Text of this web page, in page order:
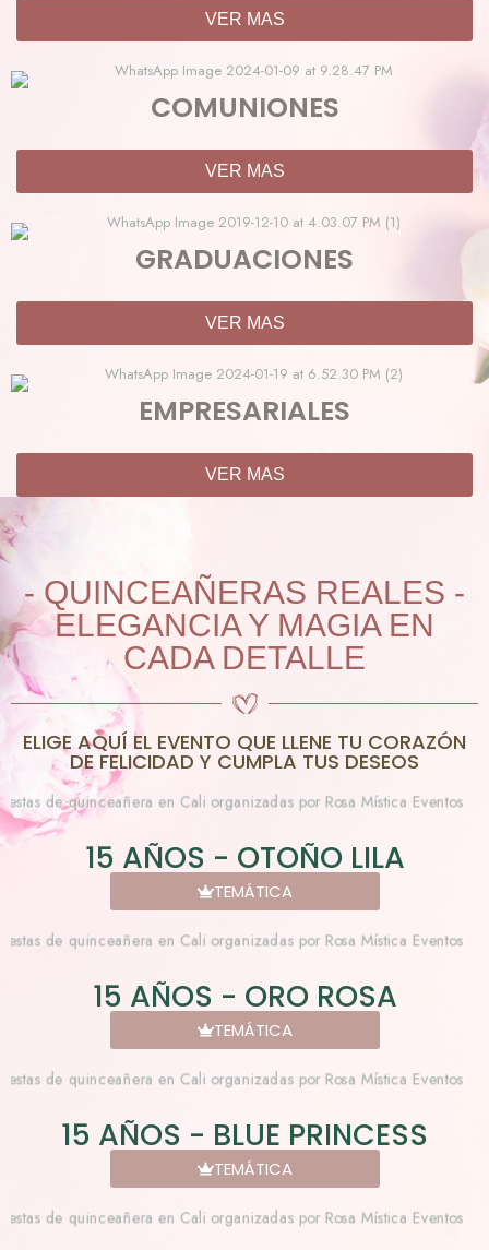
VER MAS
COMUNIONES
VER MAS
GRADUACIONES
VER MAS
EMPRESARIALES
VER MAS
- QUINCEAÑERAS REALES -
ELEGANCIA Y MAGIA EN
CADA DETALLE
ELIGE AQUÍ EL EVENTO QUE LLENE TU CORAZÓN
DE FELICIDAD Y CUMPLA TUS DESEOS
15 AÑOS - OTOÑO LILA
TEMÁTICA
15 AÑOS - ORO ROSA
TEMÁTICA
15 AÑOS - BLUE PRINCESS
TEMÁTICA